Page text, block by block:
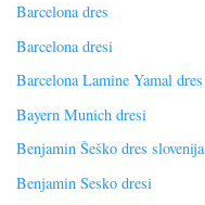
Barcelona dres
Barcelona dresi
Barcelona Lamine Yamal dres
Bayern Munich dresi
Benjamin Šeško dres slovenija
Benjamin Sesko dresi